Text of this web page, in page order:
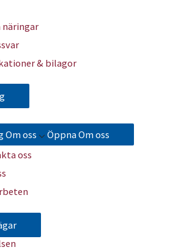
näringar
& bilagor
Om oss
Öppna Om oss
oss